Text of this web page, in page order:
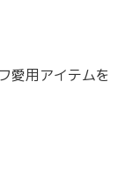
愛用アイテムを